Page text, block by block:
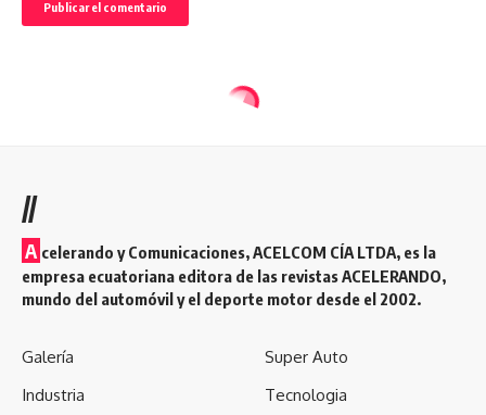
//
A celerando y Comunicaciones, ACELCOM CÍA LTDA, es la
empresa ecuatoriana editora de las revistas ACELERANDO,
mundo del automóvil y el deporte motor desde el 2002.
Galería
Industria
Super Auto
Tecnologia